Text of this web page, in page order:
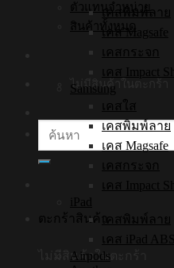
ตัวแทนจำหน่าย
สินค้าทั้งหมด
ไม่มีสินค้าในตะกร้า
ค้นหา:
ตะกร้าสินค้า
ไม่มีสินค้าในตะกร้า
เคสพิมพ์ลาย
เคส Magsafe
เคสกระจก
เคส Impact
Samsung
เคสใส
เคสพิมพ์ลาย
เคส Magsafe
เคสกระจก
เคส Impact
iPad
เคสพิมพ์ลาย
เคส iPad
Airpods